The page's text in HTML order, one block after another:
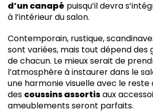
d’un canapé puisqu’il devra
à l’intérieur du salon.
Contemporain, rustique,
sont variées, mais tout dépend des
de chacun. Le mieux serait de
l’atmosphère à instaurer dans le
une harmonie visuelle avec le
des coussins assortisaux
ameublements seront parfaits.